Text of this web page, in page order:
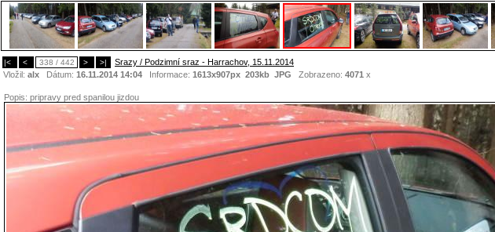
|< < 338 / 442 > >|
Srazy / Podzimní sraz - Harrachov, 15.11.2014
Vložil: alx Dátum: 16.11.2014 14:04 Informace: 1613x907px 203kb JPG Zobrazeno: 4071 x
Popis: pripravy pred spanilou jizdou